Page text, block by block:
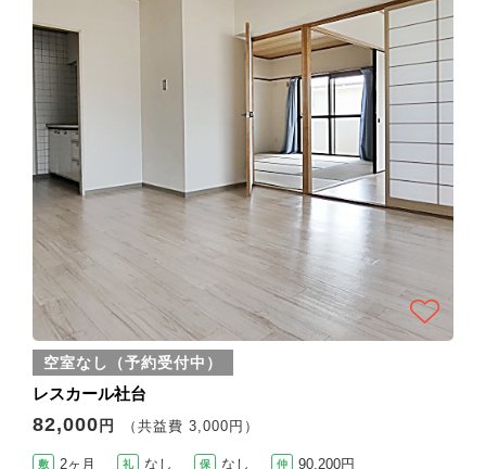
空室なし（予約受付中）
レスカール社台
82,000 円 （共益費 3,000円）
敷 2ヶ月 礼 なし 保 なし 仲 90,200円